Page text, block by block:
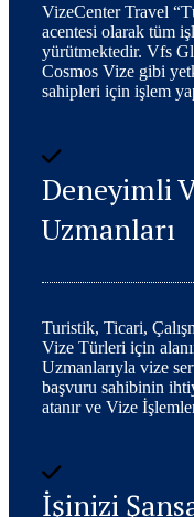
VizeCenter Travel
acentesi olarak tüm
yürütmektedir. Vfs
Cosmos Vize gibi
sahipleri için işlem
Deneyimli
Uzmanları
Turistik, Ticari,
Vize Türleri için
Uzmanlarıyla vize
başvuru sahibinin
atanır ve Vize
İşinizi